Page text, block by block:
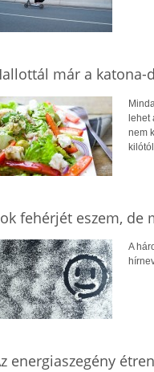
már a katona-
lehet
nem
fehérjét eszem, de
A
energiaszegény